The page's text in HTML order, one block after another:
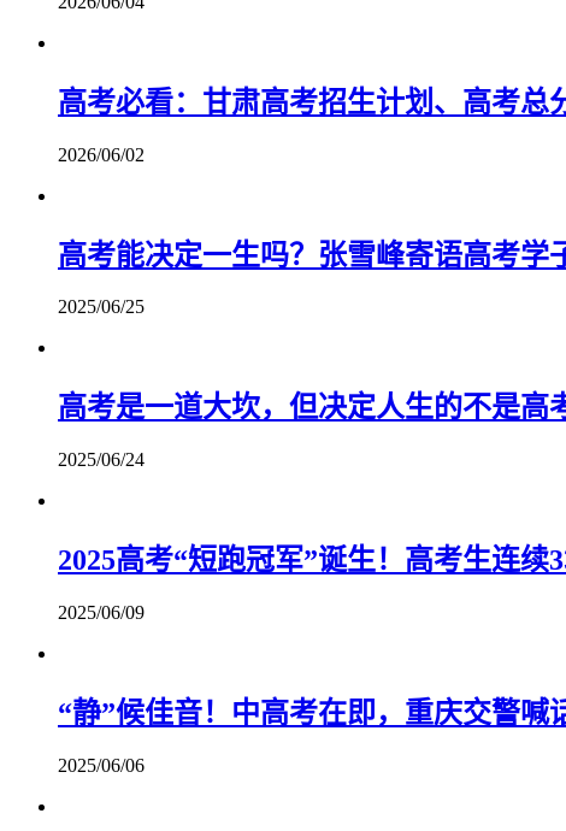
高考必看：甘肃高考招生计划、高考总
2026/06/02
高考能决定一生吗？张雪峰寄语高考学
2025/06/25
高考是一道大坎，但决定人生的不是高
2025/06/24
2025高考“短跑冠军”诞生！高考生连续
2025/06/09
“静”候佳音！中高考在即，重庆交警喊
2025/06/06